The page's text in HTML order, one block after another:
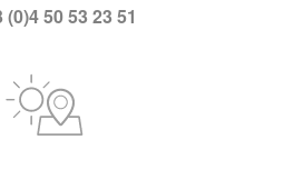
(0)4 50 53 23 51